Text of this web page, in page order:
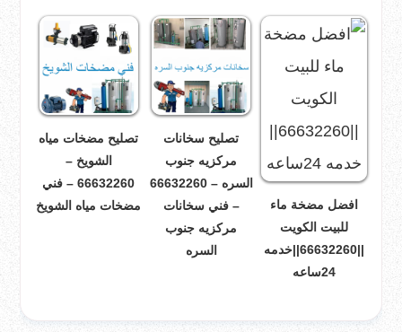
افضل مضخة ماء
للبيت الكويت
||66632260||خدمه
24ساعه
تصليح سخانات
مركزيه جنوب
السره – 66632260
– فني سخانات
مركزيه جنوب
السره
تصليح مضخات مياه
الشويخ –
66632260 – فني
مضخات مياه الشويخ